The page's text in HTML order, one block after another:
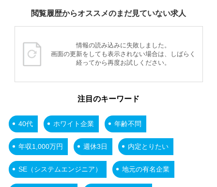
閲覧履歴からオススメのまだ見ていない求人
情報の読み込みに失敗しました。
画面の更新をしても表示されない場合は、しばらく
経ってから再度お試しください。
注目のキーワード
40代 ホワイト企業 年齢不問
年収1,000万円 週休3日 内定とりたい
SE（システムエンジニア） 地元の有名企業